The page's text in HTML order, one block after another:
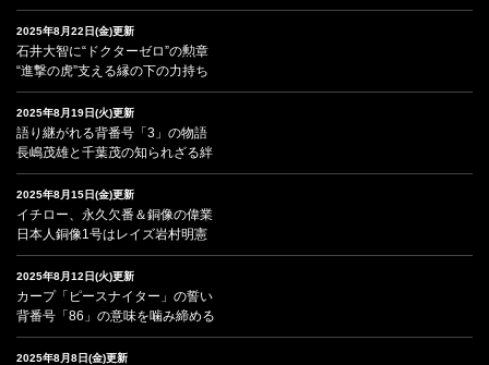
2025年8月22日(金)更新
石井大智に“ドクターゼロ”の勲章
“進撃の虎”支える縁の下の力持ち
2025年8月19日(火)更新
語り継がれる背番号「3」の物語
長嶋茂雄と千葉茂の知られざる絆
2025年8月15日(金)更新
イチロー、永久欠番＆銅像の偉業
日本人銅像1号はレイズ岩村明憲
2025年8月12日(火)更新
カープ「ピースナイター」の誓い
背番号「86」の意味を噛み締める
2025年8月8日(金)更新